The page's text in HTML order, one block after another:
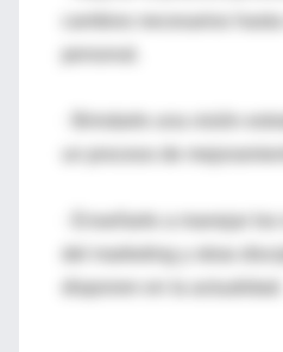
· Brindarle una visión
· Enseñarle a manejar